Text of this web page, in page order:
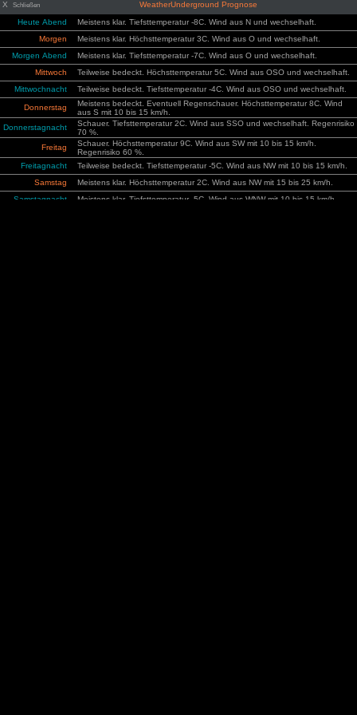
X Schließen
WeatherUnderground Prognose
Heute Abend
Meistens klar. Tiefsttemperatur -8C. Wind aus N und wechselhaft.
Morgen
Meistens klar. Höchsttemperatur 3C. Wind aus O und wechselhaft.
Morgen Abend
Meistens klar. Tiefsttemperatur -7C. Wind aus O und wechselhaft.
Mittwoch
Teilweise bedeckt. Höchsttemperatur 5C. Wind aus OSO und wechselhaft.
Mittwochnacht
Teilweise bedeckt. Tiefsttemperatur -4C. Wind aus OSO und wechselhaft.
Donnerstag
Meistens bedeckt. Eventuell Regenschauer. Höchsttemperatur 8C. Wind
aus S mit 10 bis 15 km/h.
Donnerstagnacht
Schauer. Tiefsttemperatur 2C. Wind aus SSO und wechselhaft. Regenrisiko
70 %.
Freitag
Schauer. Höchsttemperatur 9C. Wind aus SW mit 10 bis 15 km/h.
Regenrisiko 60 %.
Freitagnacht
Teilweise bedeckt. Tiefsttemperatur -5C. Wind aus NW mit 10 bis 15 km/h.
Samstag
Meistens klar. Höchsttemperatur 2C. Wind aus NW mit 15 bis 25 km/h.
Samstagnacht
Meistens klar. Tiefsttemperatur -5C. Wind aus WNW mit 10 bis 15 km/h.